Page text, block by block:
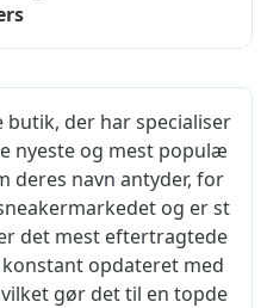
butik, der har specialiser
nyeste og mest populæ
deres navn antyder, for
og er st
det mest eftertragtede
opdateret med
gør det til en topde